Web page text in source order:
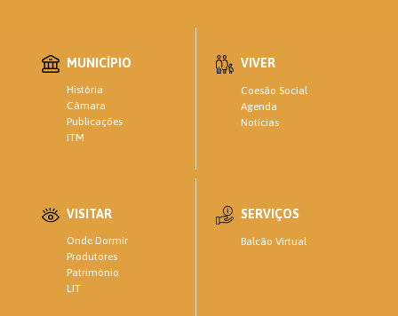
MUNICÍPIO
História
Câmara
Publicações
ITM
VIVER
Coesão Social
Agenda
Notícias
VISITAR
Onde Dormir
Produtores
Património
LIT
SERVIÇOS
Balcão Virtual